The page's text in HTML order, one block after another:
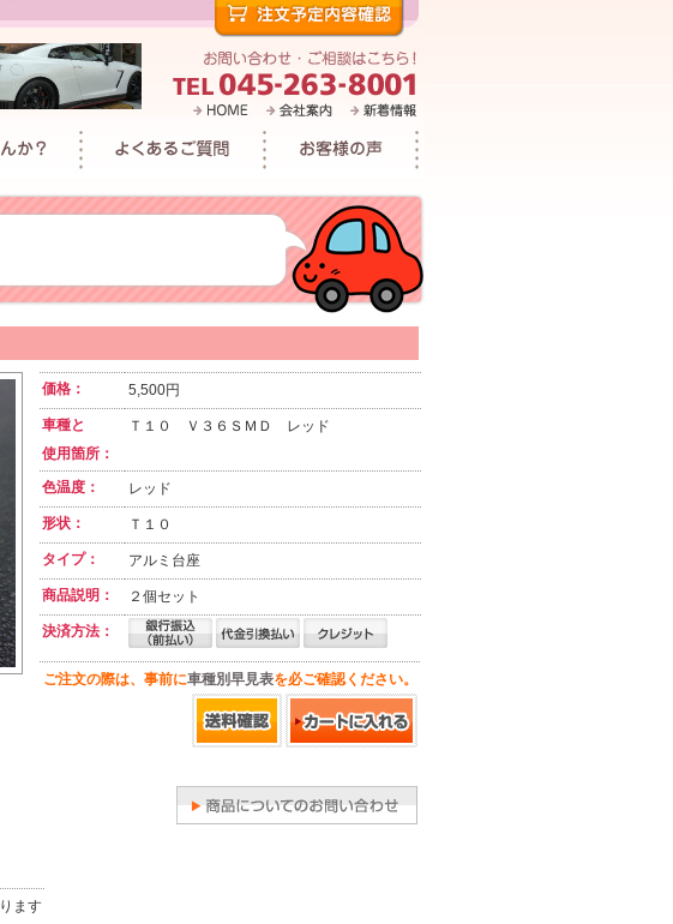
価格： 5,500円
車種と
使用箇所：
Ｔ１０ Ｖ３６ＳＭＤ レッド
色温度： レッド
形状： Ｔ１０
タイプ： アルミ台座
商品説明： ２個セット
決済方法：
ご注文の際は、事前に車種別早見表を必ご確認ください。
ます